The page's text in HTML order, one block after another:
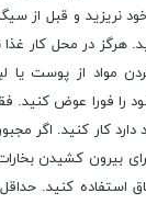
نریزید و قبل از
هرگز در محل کار غذا
مواد از پوست یا
را فورا عوض کنید.
کار کنید. اگر
بیرون کشیدن
استفاده کنید.